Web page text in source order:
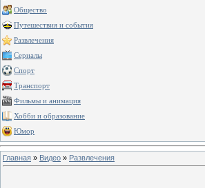
Общество
Путешествия и события
Развлечения
Сериалы
Спорт
Транспорт
Фильмы и анимация
Хобби и образование
Юмор
Главная » Видео » Развлечения